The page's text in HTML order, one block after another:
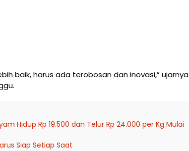
baik, harus ada terobosan dan inovasi,” ujarnya
Hidup Rp 19.500 dan Telur Rp 24.000 per Kg Mulai
Siap Setiap Saat